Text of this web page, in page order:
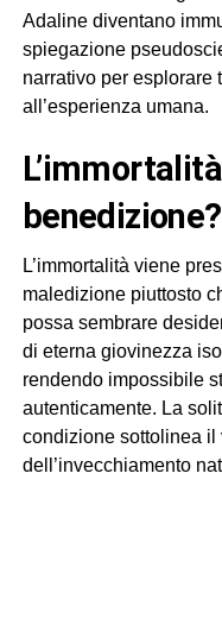
Adaline diventano
spiegazione
narrativo per esplorare
all’esperienza umana.
l’immortalità: maledizione o
benedizione?
L’immortalità viene
maledizione piuttosto
possa sembrare
di eterna giovinezza
rendendo impossibile
autenticamente. La
condizione sottolinea il
dell’invecchiamento